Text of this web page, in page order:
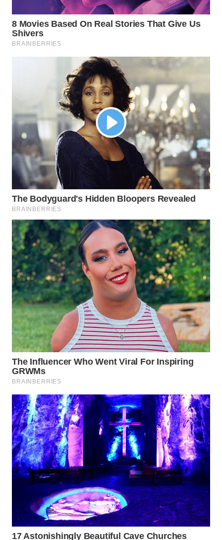
DEPOK
WN
WN
PADANG
LAWAS
WN
SUMEDANG
WN
CIANJUR
WN
KEPULAUAN
SERIBU
WN
TANGERANG
WN
BINJAI
WN
CIREBON
WN
INDRAMAYU
WN
KUNINGAN
WN
MAJALENGKA
WN
SUBANG